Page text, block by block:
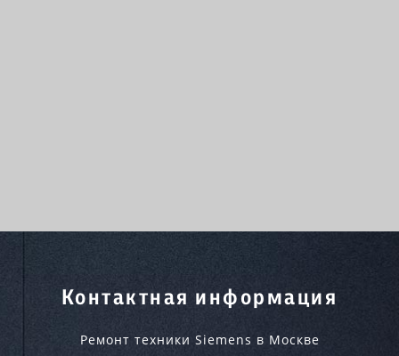
Контактная информация
Ремонт техники Siemens в Москве